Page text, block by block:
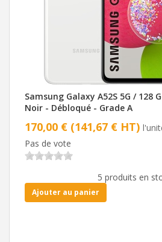
Samsung Galaxy A52S 5G / 128
Noir - Débloqué - Grade A
170,00 € (141,67 € HT)
Pas de vote
5 produits en
Ajouter au panier